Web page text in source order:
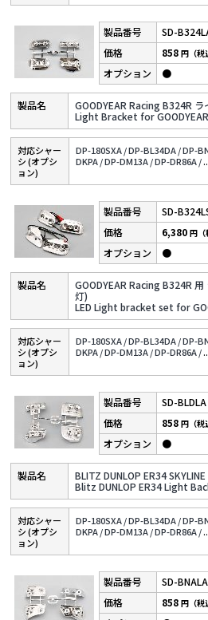
SD-
GOODYEAR Racing B324R
Light Bracket for
858円（税
●
対応シャー
シ (オプシ
ョン)
DP-180SXA /DP-BL34DA /DP-
DKPA /DP-DM13A /DP-DR86A /
SD-
GOODYEAR Racing B324R
灯)
LED Light bracket set for
6,380円（
●
対応シャー
シ (オプシ
ョン)
DP-180SXA /DP-BL34DA /DP-
DKPA /DP-DM13A /DP-DR86A /
SD-BLDLA
BLITZ DUNLOP ER34
Blitz DUNLOP ER34 Light
858円（税
●
対応シャー
シ (オプシ
ョン)
DP-180SXA /DP-BL34DA /DP-
DKPA /DP-DM13A /DP-DR86A /
SD-BNALA
858円（税